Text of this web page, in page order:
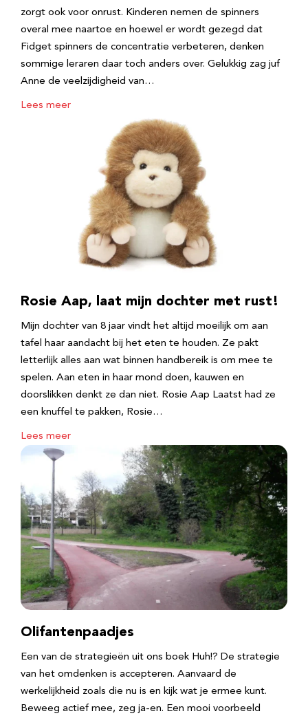
zorgt ook voor onrust. Kinderen nemen de spinners
overal mee naartoe en hoewel er wordt gezegd dat
Fidget spinners de concentratie verbeteren, denken
sommige leraren daar toch anders over. Gelukkig zag juf
Anne de veelzijdigheid van…
Lees meer
Rosie Aap, laat mijn dochter met rust!
Mijn dochter van 8 jaar vindt het altijd moeilijk om aan
tafel haar aandacht bij het eten te houden. Ze pakt
letterlijk alles aan wat binnen handbereik is om mee te
spelen. Aan eten in haar mond doen, kauwen en
doorslikken denkt ze dan niet. Rosie Aap Laatst had ze
een knuffel te pakken, Rosie…
Lees meer
Olifantenpaadjes
Een van de strategieën uit ons boek Huh!? De strategie
van het omdenken is accepteren. Aanvaard de
werkelijkheid zoals die nu is en kijk wat je ermee kunt.
Beweeg actief mee, zeg ja-en. Een mooi voorbeeld